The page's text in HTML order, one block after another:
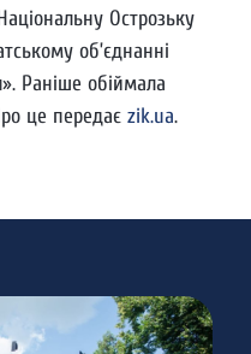
Острозьку
об’єднанні
Раніше обіймала
це передає zik.ua.